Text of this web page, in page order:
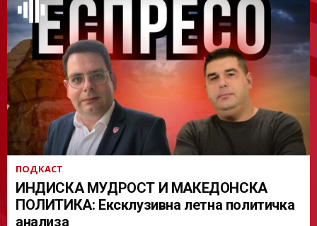
АСТ
ПОДКАСТ
ИНДИСКА МУДРОСТ И МАКЕДОНСКА
ПОЛИТИКА: Ексклузивна летна политичка
анализа